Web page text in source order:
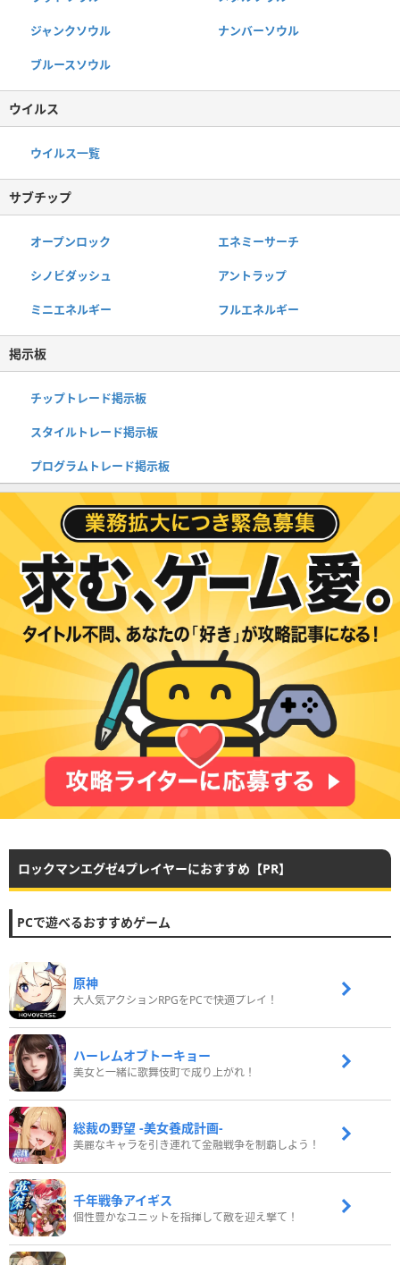
ジャンクソウル ナンバーソウル
ブルースソウル
ウイルス
ウイルス一覧
サブチップ
オープンロック エネミーサーチ
シノビダッシュ アントラップ
ミニエネルギー フルエネルギー
掲示板
チップトレード掲示板
スタイルトレード掲示板
プログラムトレード掲示板
ロックマンエグゼ4プレイヤーにおすすめ【PR】
PCで遊べるおすすめゲーム
原神
大人気アクションRPGをPCで快適プレイ！
ハーレムオブトーキョー
美女と一緒に歌舞伎町で成り上がれ！
総裁の野望 -美女養成計画-
美麗なキャラを引き連れて金融戦争を制覇しよう！
千年戦争アイギス
個性豊かなユニットを指揮して敵を迎え撃て！